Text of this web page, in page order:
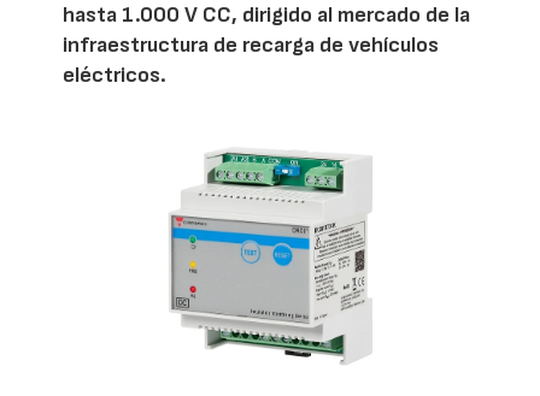
hasta 1.000 V CC, dirigido al mercado de la
infraestructura de recarga de vehículos
eléctricos.